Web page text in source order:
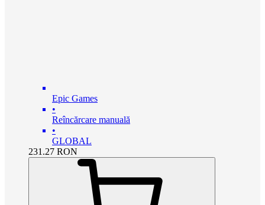
Epic Games
•
Reîncărcare manuală
•
GLOBAL
231.27 RON